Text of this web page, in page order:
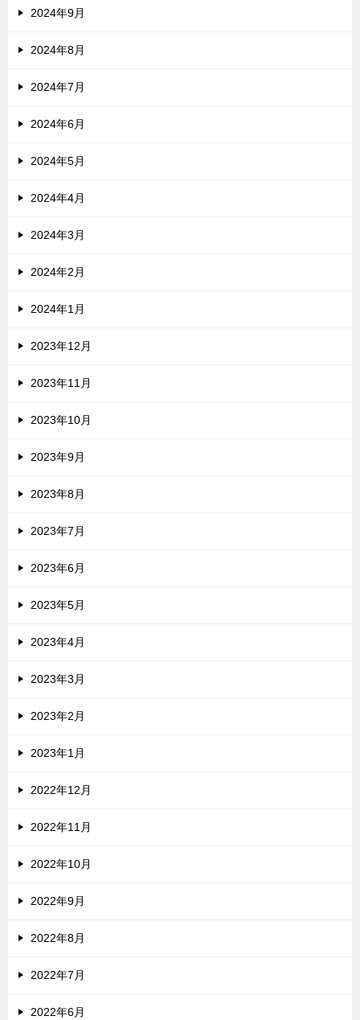
2024年9月
2024年8月
2024年7月
2024年6月
2024年5月
2024年4月
2024年3月
2024年2月
2024年1月
2023年12月
2023年11月
2023年10月
2023年9月
2023年8月
2023年7月
2023年6月
2023年5月
2023年4月
2023年3月
2023年2月
2023年1月
2022年12月
2022年11月
2022年10月
2022年9月
2022年8月
2022年7月
2022年6月